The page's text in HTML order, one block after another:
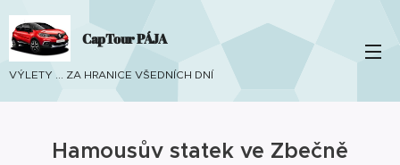
CapTour PÁJA
VÝLETY ... ZA HRANICE VŠEDNÍCH DNÍ
Hamousův statek ve Zbečně